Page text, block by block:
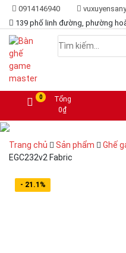
0914146940
139 phố linh đường, phường
Bàn ghế
Lựa chọn hoàn hảo dành cho
0
Tổng
0₫
Trang chủ Sản phẩm Ghế
EGC232v2 Fabric
- 21.1%